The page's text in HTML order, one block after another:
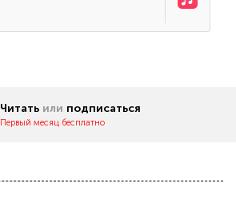
Читать или подписаться
Первый месяц бесплатно